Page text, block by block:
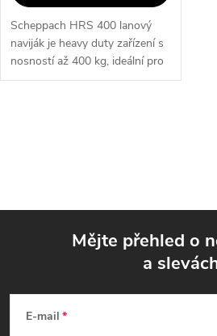
Scheppach HRS 400 lanový
naviják je heavy duty zařízení s
nosností až 400 kg, ideální pro
montážní a údržbářské práce.
a
Mějte přehled o
a
E-mail